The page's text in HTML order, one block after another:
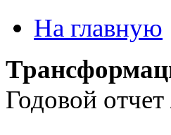
На главную
Годовой